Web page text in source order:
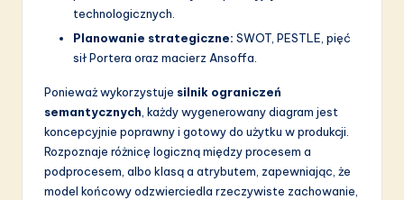
technologicznych.
Planowanie strategiczne: SWOT, PESTLE, pięć
sił Portera oraz macierz Ansoffa.
Ponieważ wykorzystuje silnik ograniczeń
semantycznych, każdy wygenerowany diagram jest
koncepcyjnie poprawny i gotowy do użytku w produkcji.
Rozpoznaje różnicę logiczną między procesem a
podprocesem, albo klasą a atrybutem, zapewniając, że
model końcowy odzwierciedla rzeczywiste zachowanie,